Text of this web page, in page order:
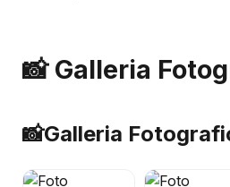
📸 Galleria
📸Galleria